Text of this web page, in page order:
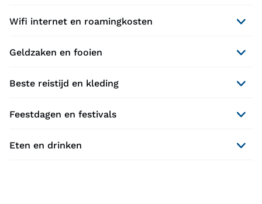
Wifi internet en roamingkosten
Geldzaken en fooien
Beste reistijd en kleding
Feestdagen en festivals
Eten en drinken